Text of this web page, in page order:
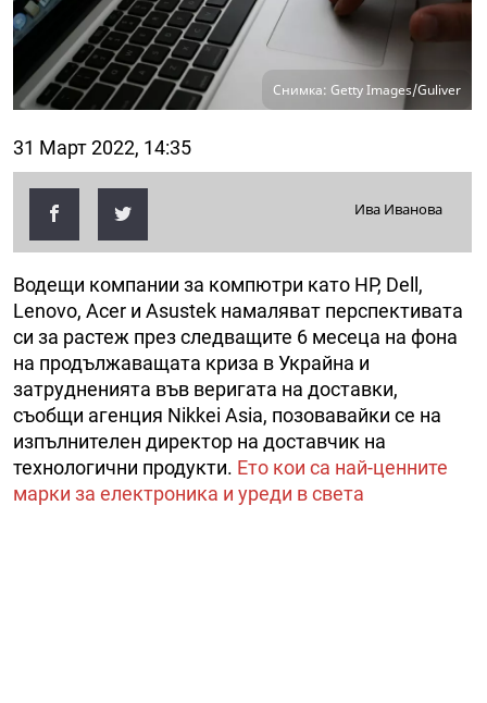
Снимка: Getty Images/Guliver
31 Март 2022, 14:35
Ива Иванова
Водещи компании за компютри като HP, Dell,
Lenovo, Acer и Asustek намаляват перспективата
си за растеж през следващите 6 месеца на фона
на продължаващата криза в Украйна и
затрудненията във веригата на доставки,
съобщи агенция Nikkei Asia, позовавайки се на
изпълнителен директор на доставчик на
технологични продукти. Ето кои са най-ценните
марки за електроника и уреди в света